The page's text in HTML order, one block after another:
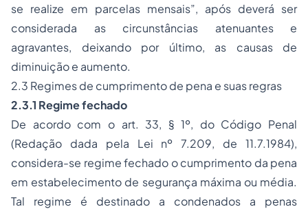
se realize em parcelas mensais”, após deverá ser
considerada as circunstâncias atenuantes e
agravantes, deixando por último, as causas de
diminuição e aumento.
2.3 Regimes de cumprimento de pena e suas regras
2.3.1 Regime fechado
De acordo com o art. 33, § 1º, do Código Penal
(Redação dada pela Lei nº 7.209, de 11.7.1984),
considera-se regime fechado o cumprimento da pena
em estabelecimento de segurança máxima ou média.
Tal regime é destinado a condenados a penas